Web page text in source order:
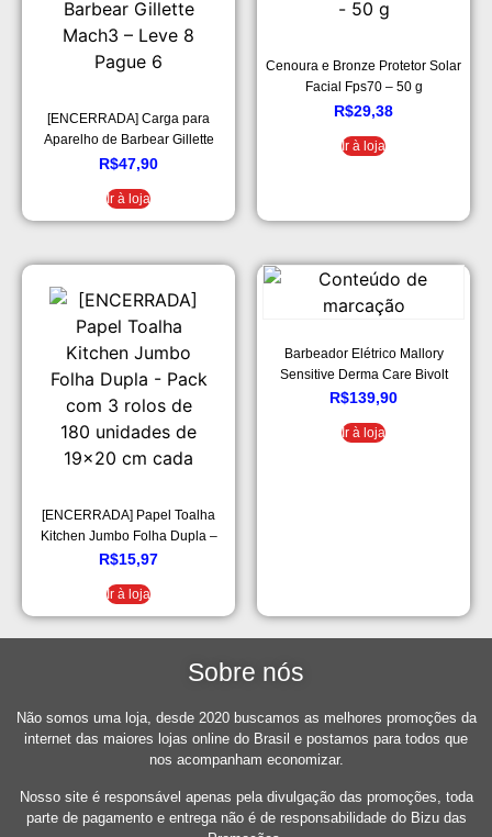
[ENCERRADA] Carga para
Aparelho de Barbear Gillette
Mach3 – Leve 8 Pague 6
R$47,90
Ir à loja
Cenoura e Bronze Protetor Solar
Facial Fps70 – 50 g
R$29,38
Ir à loja
[ENCERRADA] Papel Toalha
Kitchen Jumbo Folha Dupla –
Pack com 3 rolos de 180
R$15,97
Ir à loja
Barbeador Elétrico Mallory
Sensitive Derma Care Bivolt
Preto e Laranja
R$139,90
Ir à loja
Sobre nós
Não somos uma loja, desde 2020 buscamos as melhores promoções da
internet das maiores lojas online do Brasil e postamos para todos que
nos acompanham economizar.
Nosso site é responsável apenas pela divulgação das promoções, toda
parte de pagamento e entrega não é de responsabilidade do Bizu das